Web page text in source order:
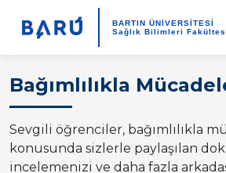
BARTIN ÜNİVERSİTESİ
Sağlık Bilimleri
Bağımlılıkla
Sevgili öğrenciler, bağımlılıkla
konusunda sizlerle paylaşılan
incelemenizi ve daha fazla